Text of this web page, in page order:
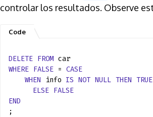
controlar los resultados. Observe
DELETE FROM car
WHERE FALSE = CASE
WHEN
info IS NOT NULL THEN TRUE
ELSE FALSE
END
;